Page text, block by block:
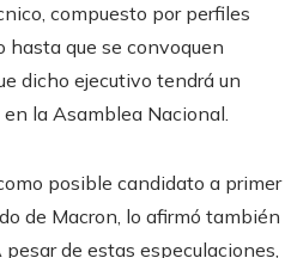
compuesto por perfiles
que se convoquen
dicho ejecutivo tendrá un
la Asamblea Nacional.
posible candidato a primer
de Macron, lo afirmó también
de estas especulaciones,